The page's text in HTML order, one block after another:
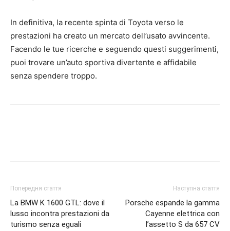
In definitiva, la recente spinta di Toyota verso le
prestazioni ha creato un mercato dell’usato avvincente.
Facendo le tue ricerche e seguendo questi suggerimenti,
puoi trovare un’auto sportiva divertente e affidabile
senza spendere troppo.
Попередня стаття
La BMW K 1600 GTL: dove il
lusso incontra prestazioni da
turismo senza eguali
Наступна стаття
Porsche espande la gamma
Cayenne elettrica con
l’assetto S da 657 CV